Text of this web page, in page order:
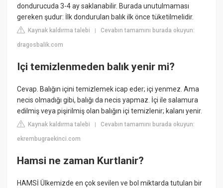
dondurucuda 3-4 ay saklanabilir. Burada unutulmaması
gereken şudur: İlk dondurulan balık ilk önce tüketilmelidir.
Kaynak kaldırma talebi |Cevabın tamamını burada okuyun:
dragosbalik.com
Içi temizlenmeden balık yenir mi?
Cevap. Balığın içini temizlemek icap eder; içi yenmez. Ama
necis olmadığı gibi, balığı da necis yapmaz. İçi ile salamura
edilmiş veya pişirilmiş olan balığın içi temizlenir; kalanı yenir.
Kaynak kaldırma talebi |Cevabın tamamını burada okuyun:
ekrembugraekinci.com
Hamsi ne zaman Kurtlanir?
HAMSİ Ülkemizde en çok sevilen ve bol miktarda tutulan bir